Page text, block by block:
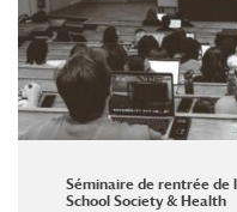
Séminaire de rentrée de
School Society & Health